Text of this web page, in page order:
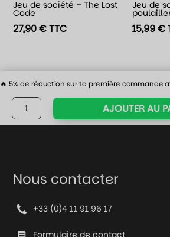
Jeu de société – The Lost
Code
27,90€TTC
Jeu de
15,99€
🔥 5% de réduction sur ta première commande
quantité
de
pour
AJOUTER AU
Nous contacter
+33 (0)4 11 91 96 17